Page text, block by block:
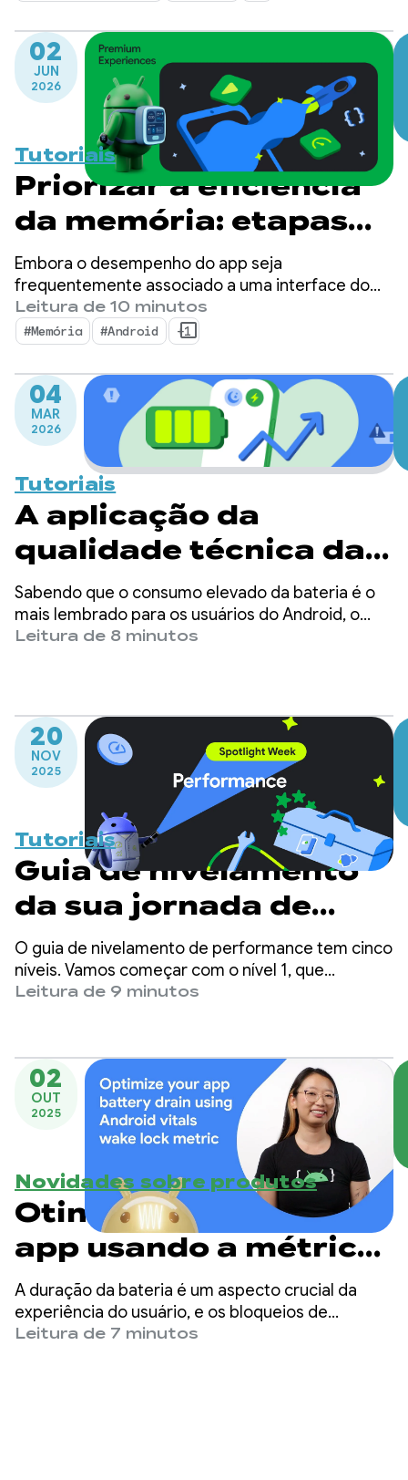
02
JUN
2026
Tutoriais
Priorizar a eficiência
da memória: etapas
essenciais para o
Android 17
Embora o desempenho do app seja
frequentemente associado a uma interface do
usuário fluida e tempos de inicialização rápidos, a
memória serve como a base silenciosa em que
essas métricas visíveis são criadas. Não é
segredo que estamos passando por uma
mudança em que a memória do dispositivo é mais
importante do que nunca.
Leitura de 10 minutos
#Memória #Android +1
04
MAR
2026
Tutoriais
A aplicação da
qualidade técnica da
bateria chegou: como
otimizar casos de uso
Sabendo que o consumo elevado da bateria é o
mais lembrado para os usuários do Android, o
Google tem tomado medidas significativas para
Leitura de 8 minutos
20
NOV
2025
Tutoriais
Guia de nivelamento
da sua jornada de
performance
O guia de nivelamento de performance tem cinco
níveis. Vamos começar com o nível 1, que
apresenta ferramentas de desempenho com
uma estrutura de desempenho personalizada.
Leitura de 9 minutos
02
OUT
2025
Novidades sobre produtos
Otimize a bateria do
app usando a métrica
de wake lock do
Android vitals
A duração da bateria é um aspecto crucial da
experiência do usuário, e os bloqueios de
ativação têm um papel importante. Nesta
Leitura de 7 minutos